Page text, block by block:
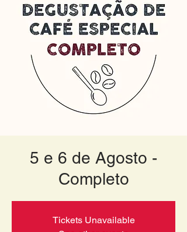
5 e 6 de Agosto -
Completo
Tickets Unavailable